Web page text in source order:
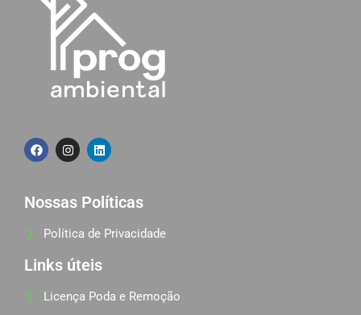
Nossas Políticas
Política de Privacidade
Links úteis
Licença Poda e Remoção